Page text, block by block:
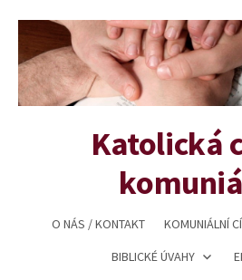
obsahu
webu
Katolická
O NÁS / KONTAKT KOMUNIÁLNÍ
BIBLICKÉ ÚVAHY